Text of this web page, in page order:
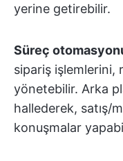
yerine getirebilir.
Süreç
sipariş işlemlerini,
yönetebilir. Arka
hallederek, satış/
konuşmalar